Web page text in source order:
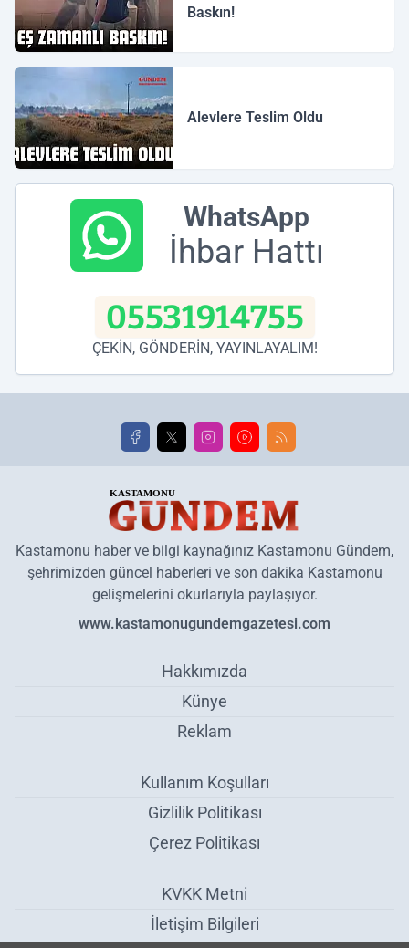
Baskın!
Alevlere Teslim Oldu
WhatsApp
İhbar Hattı
05531914755
ÇEKİN, GÖNDERİN, YAYINLAYALIM!
Kastamonu haber ve bilgi kaynağınız Kastamonu Gündem,
şehrimizden güncel haberleri ve son dakika Kastamonu
gelişmelerini okurlarıyla paylaşıyor.
www.kastamonugundemgazetesi.com
Hakkımızda
Künye
Reklam
Kullanım Koşulları
Gizlilik Politikası
Çerez Politikası
KVKK Metni
İletişim Bilgileri